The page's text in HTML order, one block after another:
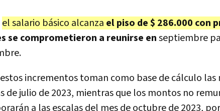
el salario básico alcanza el piso de $ 286.000 con
se comprometieron a reunirse enseptiembre
incrementos toman como base de cálculo las
de julio de 2023, mientras que los montos no
a las escalas del mes de octubre de 2023,